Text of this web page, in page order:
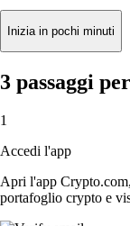
Inizia in pochi minuti
3 passaggi
1
Accedi l'app
Apri l'app
portafoglio crypto e